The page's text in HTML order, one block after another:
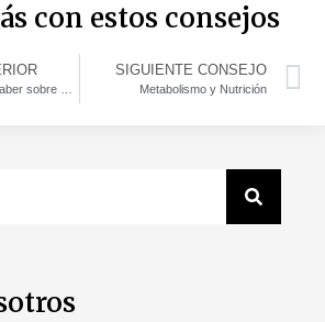
con estos consejos
SIGUIENTE CONSEJO
Metabolismo y Nutrición